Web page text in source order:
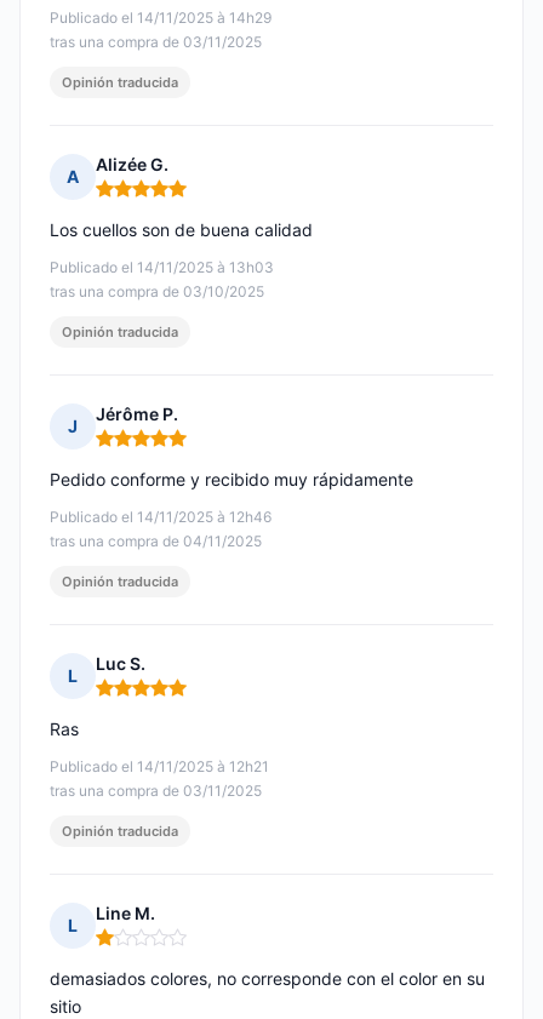
Publicado el 14/11/2025 à 14h29
tras una compra de 03/11/2025
Opinión traducida
A
Alizée G.
Nota: 5 de 5
Publicado el 14/11/2025 à 13h03
tras una compra de 03/10/2025
Los cuellos son de buena calidad
Opinión traducida
J
Jérôme P.
Nota: 5 de 5
Publicado el 14/11/2025 à 12h46
tras una compra de 04/11/2025
Pedido conforme y recibido muy rápidamente
Opinión traducida
L
Luc S.
Nota: 5 de 5
Publicado el 14/11/2025 à 12h21
tras una compra de 03/11/2025
Ras
Opinión traducida
L
Line M.
Nota: 1 de 5
demasiados colores, no corresponde con el color en su
sitio